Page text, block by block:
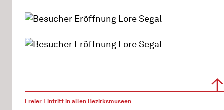
Freier Eintritt in allen Bezirksmuseen